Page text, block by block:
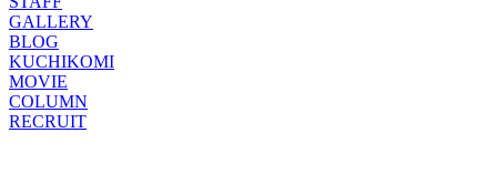
GALLERY
BLOG
KUCHIKOMI
MOVIE
COLUMN
RECRUIT